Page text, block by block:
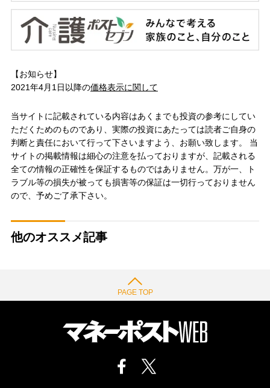
【お知らせ】
2021年4月1日以降の価格表示に関して
当サイトに記載されている内容はあくまでも投資の参考にしてい
ただくためのものであり、実際の投資にあたっては読者ご自身の
判断と責任において行って下さいますよう、お願い致します。 当
サイトの掲載情報は細心の注意を払っておりますが、記載される
全ての情報の正確性を保証するものではありません。万が一、ト
ラブル等の損失が被っても損害等の保証は一切行っておりません
ので、予めご了承下さい。
他のオススメ記事
PAGE TOP